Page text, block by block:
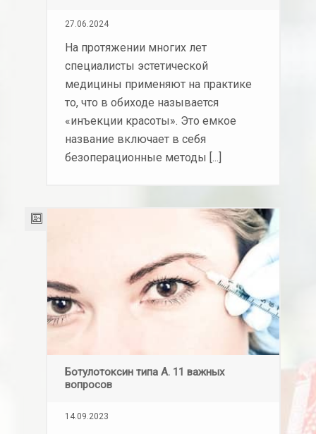
27.06.2024
На протяжении многих лет
специалисты эстетической
медицины применяют на практике
то, что в обиходе называется
«инъекции красоты». Это емкое
название включает в себя
безоперационные методы [...]
Ботулотоксин типа А. 11 важных
вопросов
14.09.2023